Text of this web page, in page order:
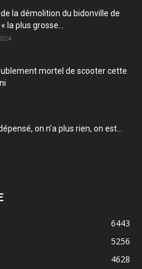
la démolition du bidonville de
la plus grosse...
mortel de scooter cette
on n’a plus rien, on est...
6443
5256
4628